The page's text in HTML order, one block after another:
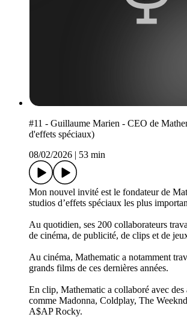
#11 - Guillaume Marien - CEO de
d'effets spéciaux)
08/02/2026 | 53 min
Mon nouvel invité est le fondateur de
studios d’effets spéciaux les plus
Au quotidien, ses 200 collaborateurs
de cinéma, de publicité, de clips et de
Au cinéma, Mathematic a notamment
grands films de ces dernières années.
En clip, Mathematic a collaboré avec des
comme Madonna, Coldplay, The
A$AP Rocky.